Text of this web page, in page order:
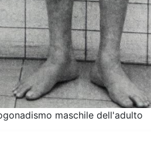
maschile dell'adulto